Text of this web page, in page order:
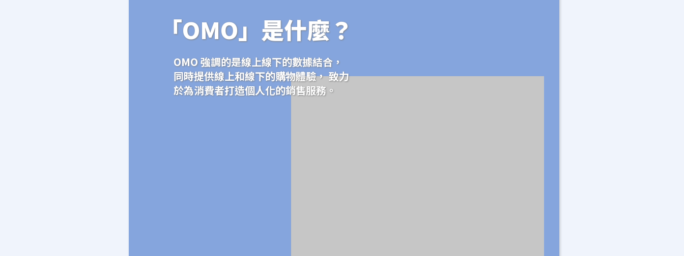
「OMO」是什麼？
OMO 強調的是線上線下的數據結合，
同時提供線上和線下的購物體驗， 致力
於為消費者打造個人化的銷售服務。